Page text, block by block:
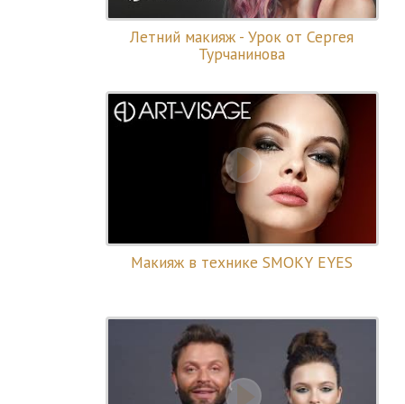
Летний макияж - Урок от Сергея
Турчанинова
Макияж в технике SMOKY EYES